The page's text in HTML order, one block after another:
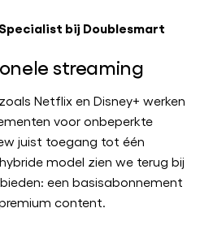
bij Doublesmart
streaming
Netflix en Disney+ werken
voor onbeperkte
juist toegang tot één
model zien we terug bij
een basisabonnement
content.